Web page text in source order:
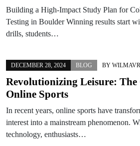
Building a High-Impact Study Plan for
Testing in Boulder Winning results start
drills, students…
DECEMBER 28, 2024 BLOG BY
Revolutionizing Leisure:
Online Sports
In recent years, online sports have
interest into a mainstream phenomenon.
technology, enthusiasts…